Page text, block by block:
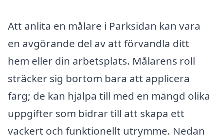
Att anlita en målare i Parksidan kan vara
en avgörande del av att förvandla ditt
hem eller din arbetsplats. Målarens roll
sträcker sig bortom bara att applicera
färg; de kan hjälpa till med en mängd olika
uppgifter som bidrar till att skapa ett
vackert och funktionellt utrymme. Nedan